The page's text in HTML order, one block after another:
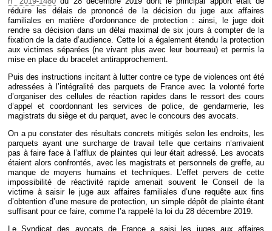
réduire les délais de prononcé de la décision du juge aux affaires
familiales en matière d’ordonnance de protection : ainsi, le juge doit
rendre sa décision dans un délai maximal de six jours à compter de la
fixation de la date d’audience. Cette loi a également étendu la protection
aux victimes séparées (ne vivant plus avec leur bourreau) et permis la
mise en place du bracelet antirapprochement.
Puis des instructions incitant à lutter contre ce type de violences ont été
adressées à l’intégralité des parquets de France avec la volonté forte
d’organiser des cellules de réaction rapides dans le ressort des cours
d’appel et coordonnant les services de police, de gendarmerie, les
magistrats du siège et du parquet, avec le concours des avocats.
On a pu constater des résultats concrets mitigés selon les endroits, les
parquets ayant une surcharge de travail telle que certains n’arrivaient
pas à faire face à l’afflux de plaintes qui leur était adressé. Les avocats
étaient alors confrontés, avec les magistrats et personnels de greffe, au
manque de moyens humains et techniques. L’effet pervers de cette
impossibilité de réactivité rapide amenait souvent le Conseil de la
victime à saisir le juge aux affaires familiales d’une requête aux fins
d’obtention d’une mesure de protection, un simple dépôt de plainte étant
suffisant pour ce faire, comme l’a rappelé la loi du 28 décembre 2019.
Le Syndicat des avocats de France a saisi les juges aux affaires